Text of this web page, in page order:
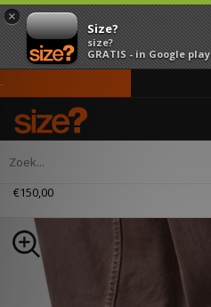
×
Size?
size?
GRATIS - in Google play
Home Heren
Nike Air Max 90 'Tiempo'
€150,00